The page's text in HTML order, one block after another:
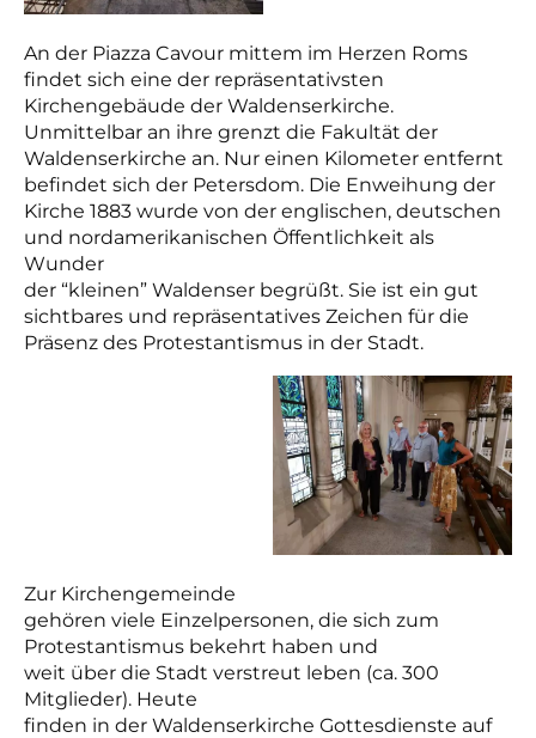
An der Piazza Cavour mittem im Herzen Roms
findet sich eine der repräsentativsten
Kirchengebäude der Waldenserkirche.
Unmittelbar an ihre grenzt die Fakultät der
Waldenserkirche an. Nur einen Kilometer entfernt
befindet sich der Petersdom. Die Enweihung der
Kirche 1883 wurde von der englischen, deutschen
und nordamerikanischen Öffentlichkeit als
Wunder
der “kleinen” Waldenser begrüßt. Sie ist ein gut
sichtbares und repräsentatives Zeichen für die
Präsenz des Protestantismus in der Stadt.
Zur Kirchengemeinde
gehören viele Einzelpersonen, die sich zum
Protestantismus bekehrt haben und
weit über die Stadt verstreut leben (ca. 300
Mitglieder). Heute
finden in der Waldenserkirche Gottesdienste auf